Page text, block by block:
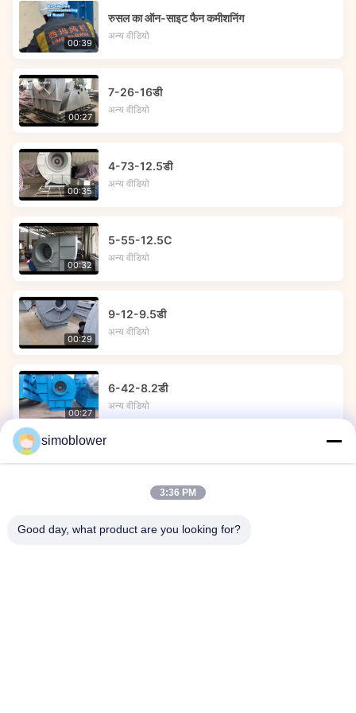
00:39
रुसल का ऑन-साइट फैन कमीशनिंग
अन्य वीडियो
00:27
7-26-16डी
अन्य वीडियो
00:35
4-73-12.5डी
अन्य वीडियो
00:32
5-55-12.5C
अन्य वीडियो
00:29
9-12-9.5डी
अन्य वीडियो
00:27
6-42-8.2डी
अन्य वीडियो
रूसी उच्च-दक्षता वाले पंखे ऑन-साइट संचालन
वीडियो जोन
simoblower
3:36 PM
Good day, what product are you looking for?